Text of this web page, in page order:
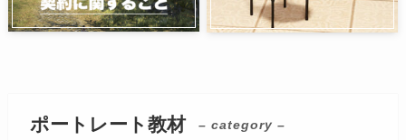
ポートレート教材 – category –